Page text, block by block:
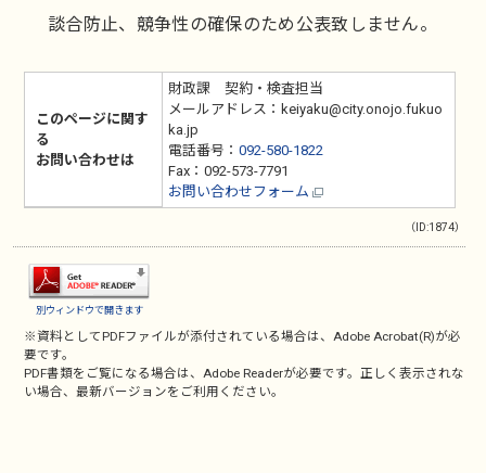
談合防止、競争性の確保のため公表致しません。
このページに関す
る
お問い合わせは
財政課 契約・検査担当
メールアドレス：keiyaku@city.onojo.fukuo
ka.jp
電話番号： 092-580-1822
Fax：092-573-7791
お問い合わせフォーム
（ID:1874）
別ウィンドウで開きます
※資料としてPDFファイルが添付されている場合は、Adobe Acrobat(R)が必
要です。
PDF書類をご覧になる場合は、Adobe Readerが必要です。正しく表示されな
い場合、最新バージョンをご利用ください。